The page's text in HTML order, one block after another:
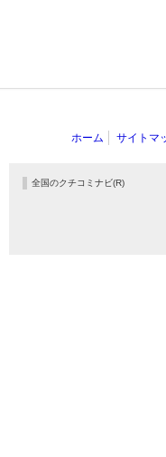
ホーム サイトマ
全国のクチコミナビ(R)